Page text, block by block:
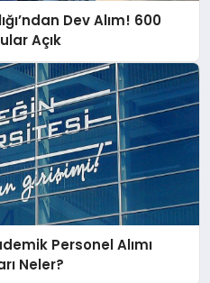
Dev Alım! 600
Açık
Personel Alımı
Neler?